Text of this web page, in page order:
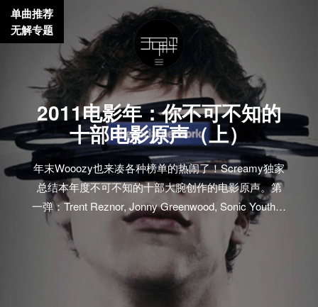
2011电影年：你不可不知的
十部电影原声（上）
年末Wooozy也来凑各种榜单的热闹了！Screamy独家
总结本年度不可不知的十部大腕创作的电影原声。第
一弹：Trent Reznor, Jonny Greenwood, Sonic Youth…
单曲推荐
无解专题